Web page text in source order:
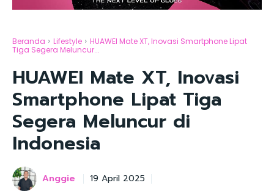
Beranda Lifestyle
HUAWEI Mate XT, Inovasi Smartphone Lipat
Tiga Segera Meluncur...
HUAWEI Mate XT, Inovasi
Smartphone Lipat Tiga
Segera Meluncur di
Indonesia
Anggie 19 April 2025